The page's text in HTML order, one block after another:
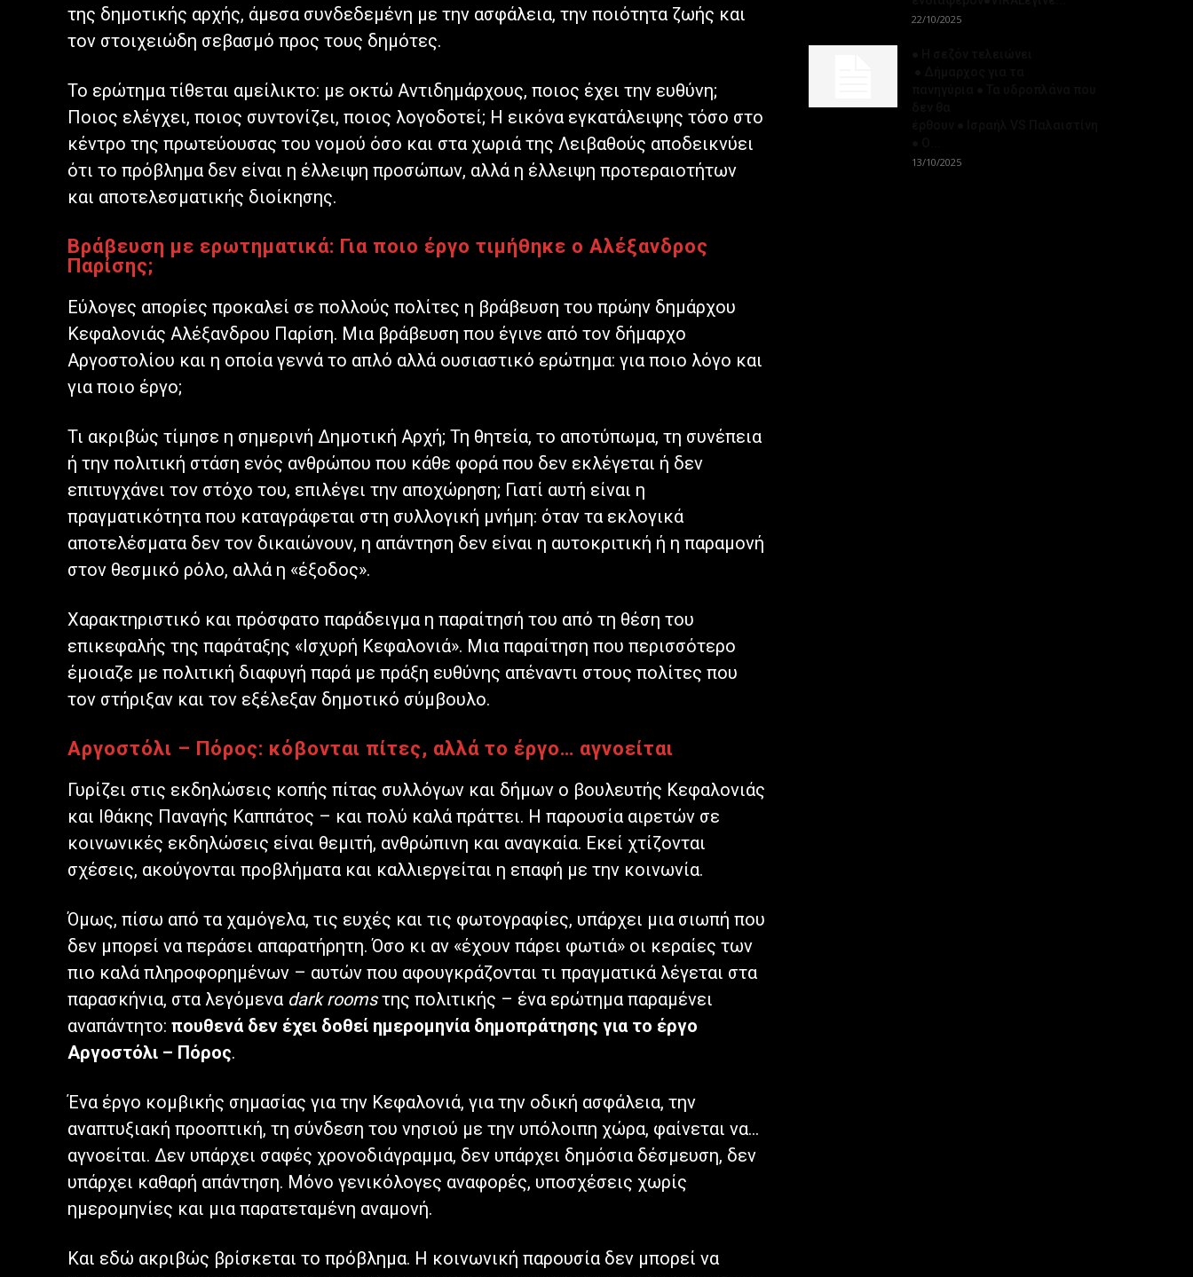
της δημοτικής αρχής, άμεσα συνδεδεμένη με την ασφάλεια, την ποιότητα ζωής και
τον στοιχειώδη σεβασμό προς τους δημότες.
Το ερώτημα τίθεται αμείλικτο: με οκτώ Αντιδημάρχους, ποιος έχει την ευθύνη;
Ποιος ελέγχει, ποιος συντονίζει, ποιος λογοδοτεί; Η εικόνα εγκατάλειψης τόσο στο
κέντρο της πρωτεύουσας του νομού όσο και στα χωριά της Λειβαθούς αποδεικνύει
ότι το πρόβλημα δεν είναι η έλλειψη προσώπων, αλλά η έλλειψη προτεραιοτήτων
και αποτελεσματικής διοίκησης.
Βράβευση με ερωτηματικά: Για ποιο έργο τιμήθηκε ο Αλέξανδρος
Παρίσης;
Εύλογες απορίες προκαλεί σε πολλούς πολίτες η βράβευση του πρώην δημάρχου
Κεφαλονιάς Αλέξανδρου Παρίση. Μια βράβευση που έγινε από τον δήμαρχο
Αργοστολίου και η οποία γεννά το απλό αλλά ουσιαστικό ερώτημα: για ποιο λόγο και
για ποιο έργο;
Τι ακριβώς τίμησε η σημερινή Δημοτική Αρχή; Τη θητεία, το αποτύπωμα, τη συνέπεια
ή την πολιτική στάση ενός ανθρώπου που κάθε φορά που δεν εκλέγεται ή δεν
επιτυγχάνει τον στόχο του, επιλέγει την αποχώρηση; Γιατί αυτή είναι η
πραγματικότητα που καταγράφεται στη συλλογική μνήμη: όταν τα εκλογικά
αποτελέσματα δεν τον δικαιώνουν, η απάντηση δεν είναι η αυτοκριτική ή η παραμονή
στον θεσμικό ρόλο, αλλά η «έξοδος».
Χαρακτηριστικό και πρόσφατο παράδειγμα η παραίτησή του από τη θέση του
επικεφαλής της παράταξης «Ισχυρή Κεφαλονιά». Μια παραίτηση που περισσότερο
έμοιαζε με πολιτική διαφυγή παρά με πράξη ευθύνης απέναντι στους πολίτες που
τον στήριξαν και τον εξέλεξαν δημοτικό σύμβουλο.
Αργοστόλι – Πόρος: κόβονται πίτες, αλλά το έργο… αγνοείται
Γυρίζει στις εκδηλώσεις κοπής πίτας συλλόγων και δήμων ο βουλευτής Κεφαλονιάς
και Ιθάκης Παναγής Καππάτος – και πολύ καλά πράττει. Η παρουσία αιρετών σε
κοινωνικές εκδηλώσεις είναι θεμιτή, ανθρώπινη και αναγκαία. Εκεί χτίζονται
σχέσεις, ακούγονται προβλήματα και καλλιεργείται η επαφή με την κοινωνία.
Όμως, πίσω από τα χαμόγελα, τις ευχές και τις φωτογραφίες, υπάρχει μια σιωπή που
δεν μπορεί να περάσει απαρατήρητη. Όσο κι αν «έχουν πάρει φωτιά» οι κεραίες των
πιο καλά πληροφορημένων – αυτών που αφουγκράζονται τι πραγματικά λέγεται στα
παρασκήνια, στα λεγόμενα dark roomsτης πολιτικής – ένα ερώτημα παραμένει
αναπάντητο: πουθενά δεν έχει δοθεί ημερομηνία δημοπράτησης για το έργο
Αργοστόλι – Πόρος.
Ένα έργο κομβικής σημασίας για την Κεφαλονιά, για την οδική ασφάλεια, την
αναπτυξιακή προοπτική, τη σύνδεση του νησιού με την υπόλοιπη χώρα, φαίνεται να…
αγνοείται. Δεν υπάρχει σαφές χρονοδιάγραμμα, δεν υπάρχει δημόσια δέσμευση, δεν
υπάρχει καθαρή απάντηση. Μόνο γενικόλογες αναφορές, υποσχέσεις χωρίς
ημερομηνίες και μια παρατεταμένη αναμονή.
Και εδώ ακριβώς βρίσκεται το πρόβλημα. Η κοινωνική παρουσία δεν μπορεί να
22/10/2025
13/10/2025